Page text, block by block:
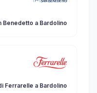
Benedetto a Bardolino
Ferrarelle a Bardolino